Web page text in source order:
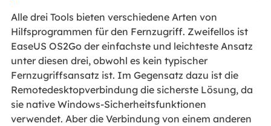
Alle drei Tools bieten verschiedene Arten von
Hilfsprogrammen für den Fernzugriff. Zweifellos ist
EaseUS OS2Go der einfachste und leichteste Ansatz
unter diesen drei, obwohl es kein typischer
Fernzugriffsansatz ist. Im Gegensatz dazu ist die
Remotedesktopverbindung die sicherste Lösung, da
sie native Windows-Sicherheitsfunktionen
verwendet. Aber die Verbindung von einem anderen